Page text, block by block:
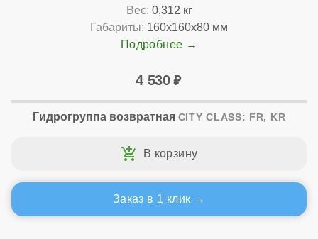
Вес: 0,312 кг
Габариты: 160x160x80 мм
Подробнее
4 530
Гидрогруппа возвратная CITY CLASS: FR, KR
Заказ в 1 клик